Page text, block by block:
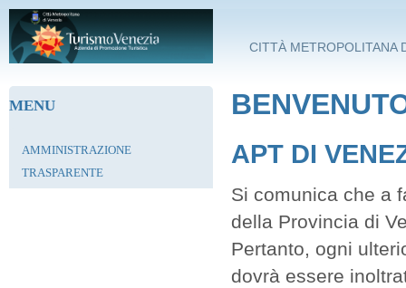
Salta al contenuto principale
CITTÀ METROPOLITANA
MENU
AMMINISTRAZIONE
TRASPARENTE
APT DI
Si comunica che a
della Provincia di
Pertanto, ogni
dovrà essere